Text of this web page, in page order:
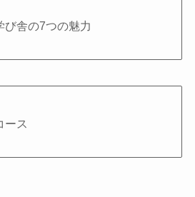
び舎の7つの魅力
ース